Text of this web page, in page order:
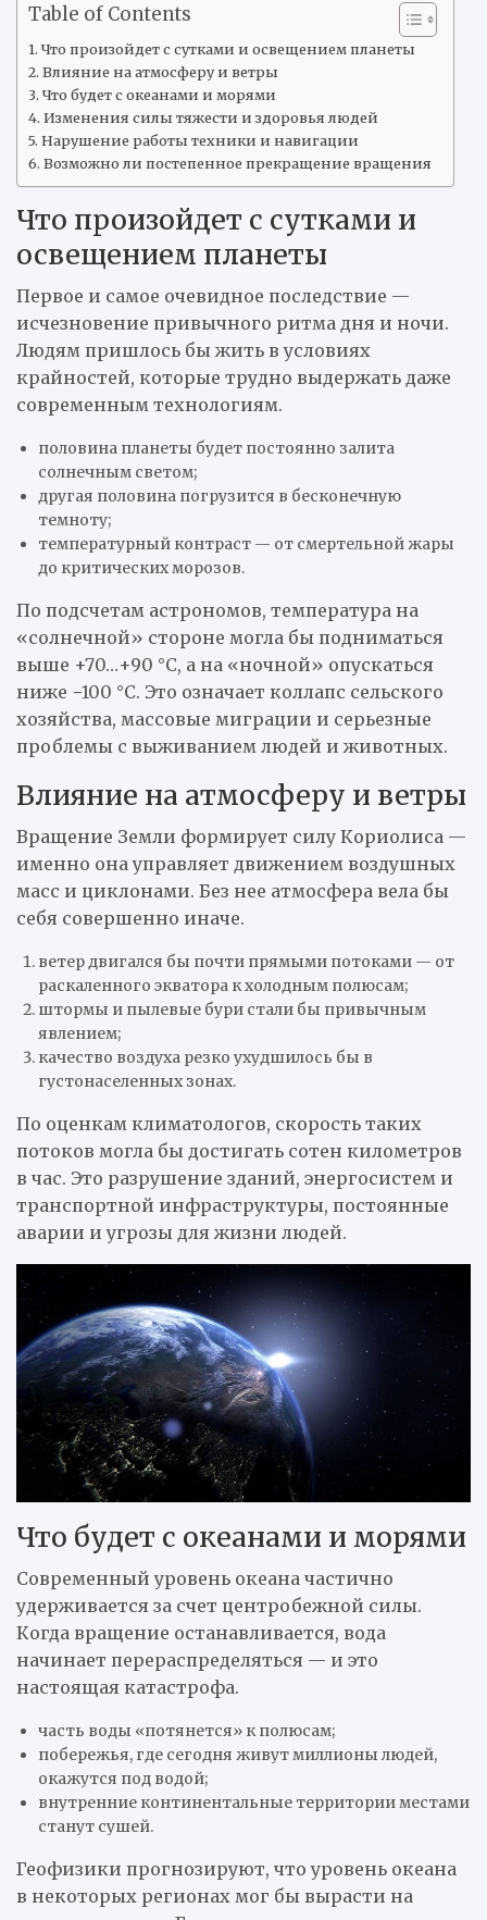
Table of Contents
Что произойдет с сутками и освещением планеты
Влияние на атмосферу и ветры
Что будет с океанами и морями
Изменения силы тяжести и здоровья людей
Нарушение работы техники и навигации
Возможно ли постепенное прекращение вращения
Что произойдет с сутками и
освещением планеты
Первое и самое очевидное последствие —
исчезновение привычного ритма дня и ночи.
Людям пришлось бы жить в условиях
крайностей, которые трудно выдержать даже
современным технологиям.
половина планеты будет постоянно залита
солнечным светом;
другая половина погрузится в бесконечную
темноту;
температурный контраст — от смертельной жары
до критических морозов.
По подсчетам астрономов, температура на
«солнечной» стороне могла бы подниматься
выше +70…+90 °C, а на «ночной» опускаться
ниже −100 °C. Это означает коллапс сельского
хозяйства, массовые миграции и серьезные
проблемы с выживанием людей и животных.
Влияние на атмосферу и ветры
Вращение Земли формирует силу Кориолиса —
именно она управляет движением воздушных
масс и циклонами. Без нее атмосфера вела бы
себя совершенно иначе.
ветер двигался бы почти прямыми потоками — от
раскаленного экватора к холодным полюсам;
штормы и пылевые бури стали бы привычным
явлением;
качество воздуха резко ухудшилось бы в
густонаселенных зонах.
По оценкам климатологов, скорость таких
потоков могла бы достигать сотен километров
в час. Это разрушение зданий, энергосистем и
транспортной инфраструктуры, постоянные
аварии и угрозы для жизни людей.
Что будет с океанами и морями
Современный уровень океана частично
удерживается за счет центробежной силы.
Когда вращение останавливается, вода
начинает перераспределяться — и это
настоящая катастрофа.
часть воды «потянется» к полюсам;
побережья, где сегодня живут миллионы людей,
окажутся под водой;
внутренние континентальные территории местами
станут сушей.
Геофизики прогнозируют, что уровень океана
в некоторых регионах мог бы вырасти на